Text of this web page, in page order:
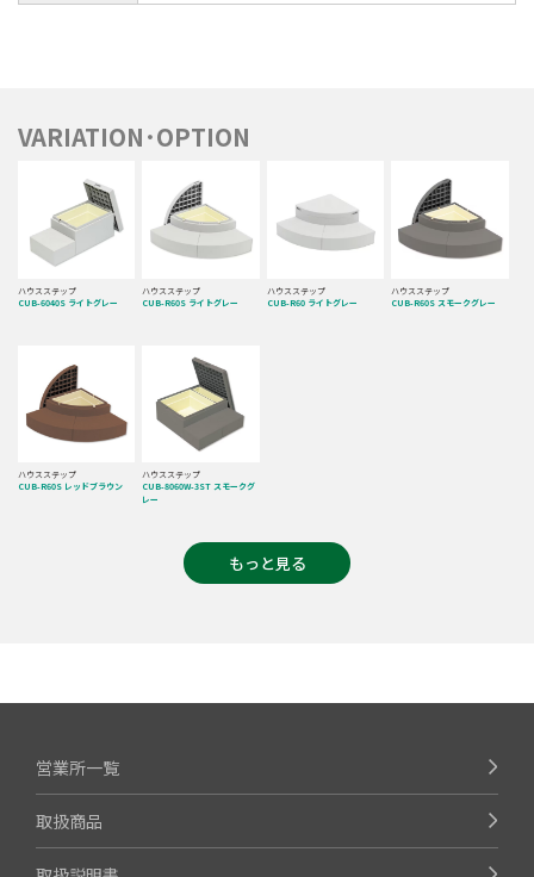
VARIATION･OPTION
ハウスステップ
CUB-6040S ライトグレー
ハウスステップ
CUB-R60S ライトグレー
ハウスステップ
CUB-R60 ライトグレー
ハウスステップ
CUB-R60S スモークグレー
ハウスステップ
CUB-R60S レッドブラウン
ハウスステップ
CUB-8060W-3ST スモークグ
レー
もっと見る
営業所一覧
取扱商品